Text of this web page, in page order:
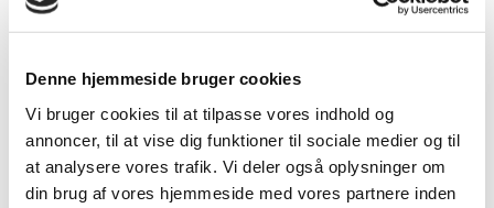
Denne hjemmeside bruger cookies
Vi bruger cookies til at tilpasse vores indhold og
annoncer, til at vise dig funktioner til sociale medier og til
at analysere vores trafik. Vi deler også oplysninger om
din brug af vores hjemmeside med vores partnere inden
Thomas Nielsen, forklarer han selv.
synes, at det er vigtigt at dele viden. Hvis alle
hjælper hinanden med at hjælpe hinanden, så løfter
vi i flok. Det ser jeg som ekstremt vigtigt og
nødvendigt, for ellers risikerer vi at blive sårbare,
uanset hvor i landet vi er, siger Thomas Nielsen.